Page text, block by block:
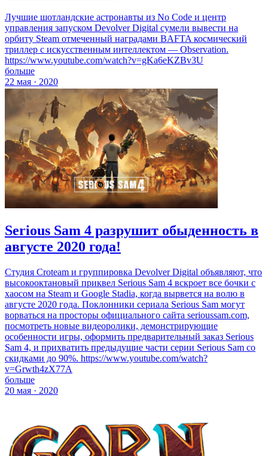
Лучшие шотландские астронавты из No Code и центр
управления запуском Devolver Digital сумели вывести на
орбиту Steam отмеченный наградами BAFTA космический
триллер с искусственным интеллектом — Observation.
https://www.youtube.com/watch?v=gKa6eKZBv3U
больше
22 мая · 2020
Serious Sam 4 разрушит обыденность в
августе 2020 года!
Студия Croteam и группировка Devolver Digital объявляют, что
высокооктановый приквел Serious Sam 4 вскроет все бочки с
хаосом на Steam и Google Stadia, когда вырвется на волю в
августе 2020 года. Поклонники сериала Serious Sam могут
ворваться на просторы официального сайта serioussam.com,
посмотреть новые видеоролики, демонстрирующие
особенности игры, оформить предварительный заказ Serious
Sam 4, и прихватить предыдущие части серии Serious Sam со
скидками до 90%. https://www.youtube.com/watch?
v=Grwth4zX77A
больше
20 мая · 2020